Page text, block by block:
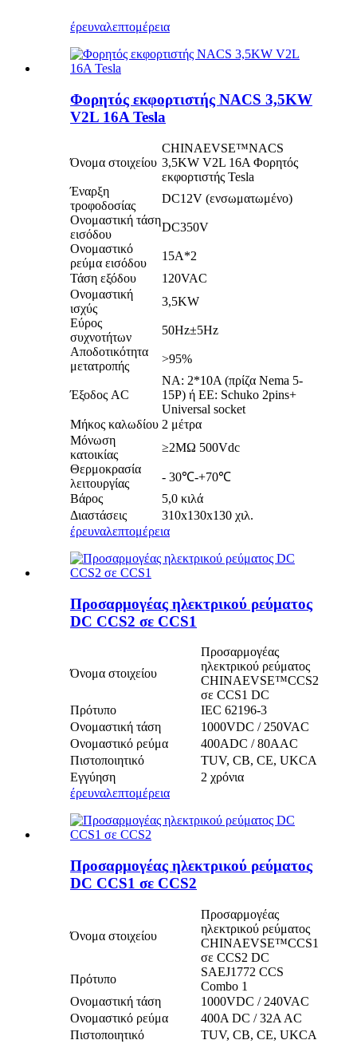
έρευναλεπτομέρεια
Φορητός εκφορτιστής NACS 3,5KW
V2L 16A Tesla
Όνομα στοιχείου
CHINAEVSE™️NACS
3,5KW V2L 16A Φορητός
εκφορτιστής Tesla
Έναρξη
τροφοδοσίας
DC12V (ενσωματωμένο)
Ονομαστική τάση
εισόδου
DC350V
Ονομαστικό
ρεύμα εισόδου
15Α*2
Τάση εξόδου
120VAC
Ονομαστική
ισχύς
3,5KW
Εύρος
συχνοτήτων
50Hz±5Hz
Αποδοτικότητα
μετατροπής
>95%
Έξοδος AC
NA: 2*10A (πρίζα Nema 5-
15P) ή ΕΕ: Schuko 2pins+
Universal socket
Μήκος καλωδίου 2 μέτρα
Μόνωση
κατοικίας
≥2MΩ 500Vdc
Θερμοκρασία
λειτουργίας
- 30℃-+70℃
Βάρος
5,0 κιλά
Διαστάσεις
310x130x130 χιλ.
έρευναλεπτομέρεια
Προσαρμογέας ηλεκτρικού ρεύματος
DC CCS2 σε CCS1
Όνομα στοιχείου
Προσαρμογέας
ηλεκτρικού ρεύματος
CHINAEVSE™️CCS2
σε CCS1 DC
Πρότυπο
IEC 62196-3
Ονομαστική τάση
1000VDC / 250VAC
Ονομαστικό ρεύμα
400ADC / 80AAC
Πιστοποιητικό
TUV, CB, CE, UKCA
Εγγύηση
2 χρόνια
έρευναλεπτομέρεια
Προσαρμογέας ηλεκτρικού ρεύματος
DC CCS1 σε CCS2
Όνομα στοιχείου
Προσαρμογέας
ηλεκτρικού ρεύματος
CHINAEVSE™️CCS1
σε CCS2 DC
Πρότυπο
SAEJ1772 CCS
Combo 1
Ονομαστική τάση
1000VDC / 240VAC
Ονομαστικό ρεύμα
400A DC / 32A AC
Πιστοποιητικό
TUV, CB, CE, UKCA